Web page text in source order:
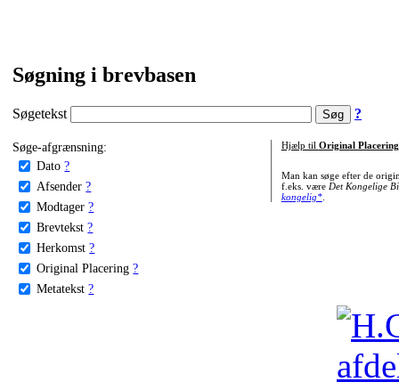
Søgning i brevbasen
Søgetekst ?
Søge-afgrænsning:
Dato ?
Afsender ?
Modtager ?
Brevtekst ?
Herkomst ?
Original Placering ?
Metatekst ?
Hjælp til Original Placering
Man kan søge efter de
f.eks. være Det Kongelige
kongelig*.